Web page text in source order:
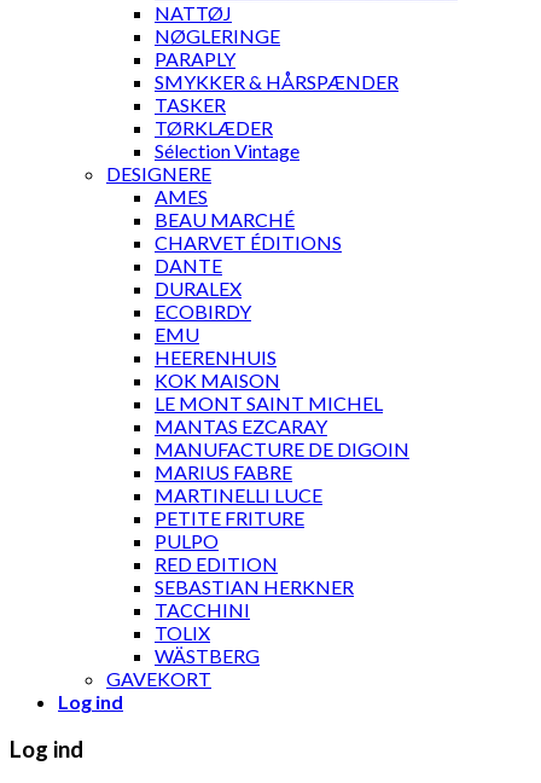
NATTØJ
NØGLERINGE
PARAPLY
SMYKKER & HÅRSPÆNDER
TASKER
TØRKLÆDER
Sélection Vintage
DESIGNERE
AMES
BEAU MARCHÉ
CHARVET ÉDITIONS
DANTE
DURALEX
ECOBIRDY
EMU
HEERENHUIS
KOK MAISON
LE MONT SAINT MICHEL
MANTAS EZCARAY
MANUFACTURE DE DIGOIN
MARIUS FABRE
MARTINELLI LUCE
PETITE FRITURE
PULPO
RED EDITION
SEBASTIAN HERKNER
TACCHINI
TOLIX
WÄSTBERG
GAVEKORT
Log ind
Log ind